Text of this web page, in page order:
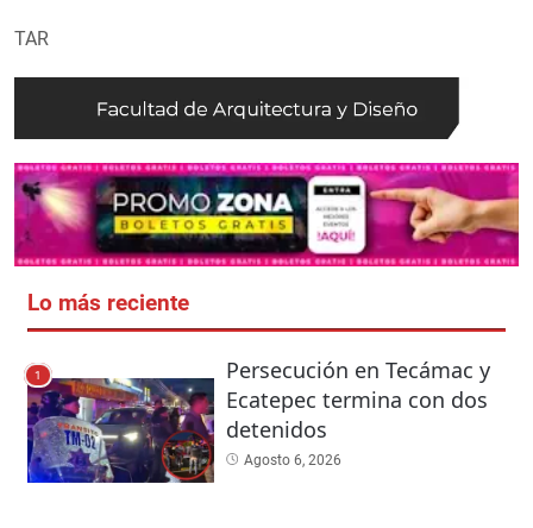
TAR
Lo más reciente
1
Persecución en Tecámac y
Ecatepec termina con dos
detenidos
Agosto 6, 2026